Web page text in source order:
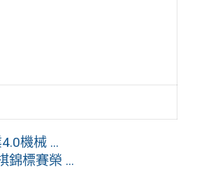
機械 ...
錦標賽榮 ...